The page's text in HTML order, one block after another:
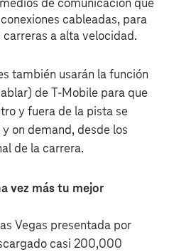
de comunicación que
cableadas, para
a alta velocidad.
también usarán la función
de T‑Mobile para que
y fuera de la pista se
on demand, desde los
de la carrera.
vez más tu mejor
Vegas presentada por
casi 200,000